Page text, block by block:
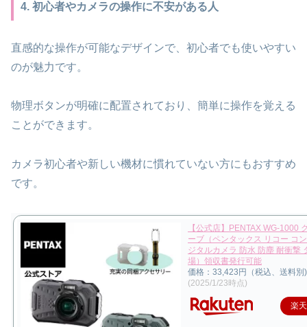
4. 初心者やカメラの操作に不安がある人
直感的な操作が可能なデザインで、初心者でも使いやすい
のが魅力です。
物理ボタンが明確に配置されており、簡単に操作を覚える
ことができます。
カメラ初心者や新しい機材に慣れていない方にもおすすめ
です。
【公式店】PENTAX WG-1000
ーブ（ペンタックス リコー コ
ジタルカメラ 防水 防塵 耐衝撃
場）領収書発行可能
価格：33,423円（税込、送料別)
(2025/1/23時点)
楽